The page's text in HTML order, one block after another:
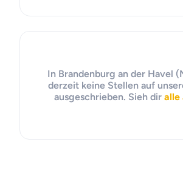
In Brandenburg an der Havel
derzeit keine Stellen auf
ausgeschrieben. Sieh dir alle